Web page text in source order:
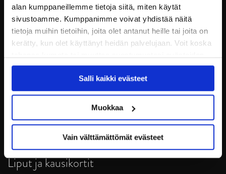
alan kumppaneillemme tietoja siitä, miten käytät
sivustoamme. Kumppanimme voivat yhdistää näitä
tietoja muihin tietoihin, joita olet antanut heille tai joita on
kerätty, kun olet käyttänyt heidän palvelujaan. Voit koska
käytöstäEvästeet-sivultamme.
Salli kaikki evästeet
Muokkaa
Vain välttämättömät evästeet
JYP Jyväskylä Oy
Puistokatu 21, 40200 Jyväskylä
Tietosuoja
Ottelut
Liput ja kausikortit